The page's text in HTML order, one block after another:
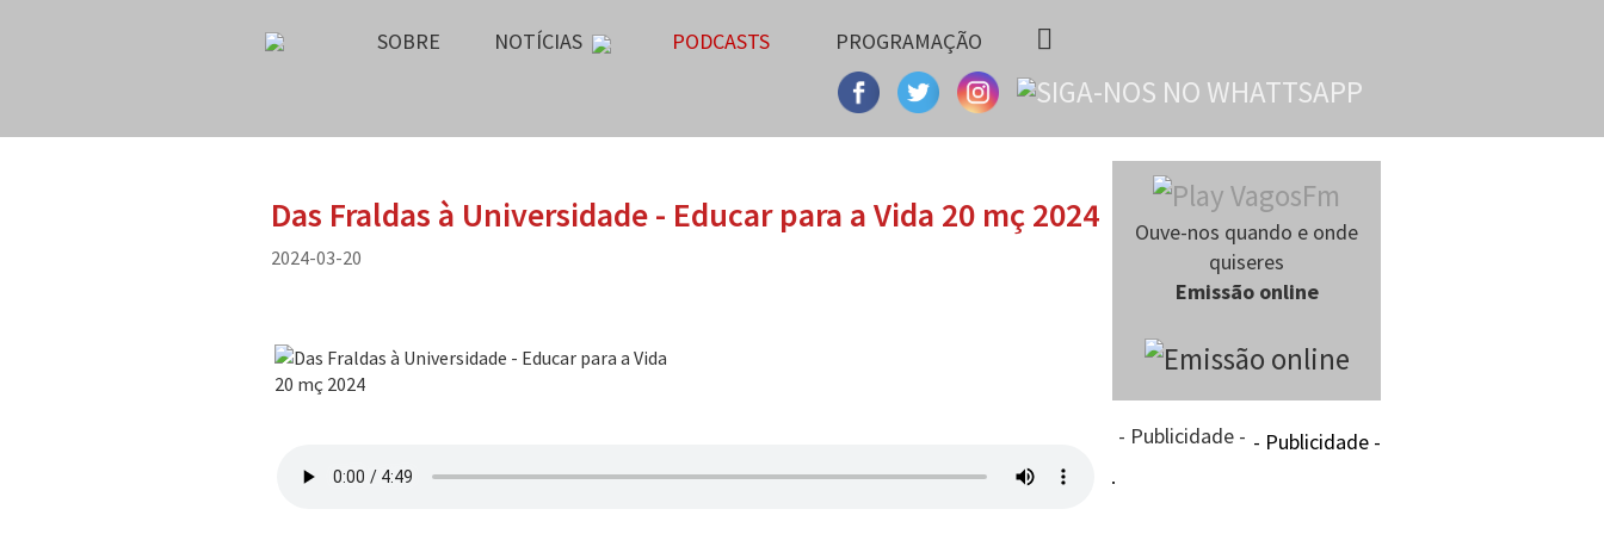
SOBRE NOTÍCIAS PODCASTS PROGRAMAÇÃO
Das Fraldas à Universidade - Educar para a Vida 20 mç 2024
2024-03-20
Ouve-nos quando e onde
quiseres
Emissão online
- Publicidade - - Publicidade -